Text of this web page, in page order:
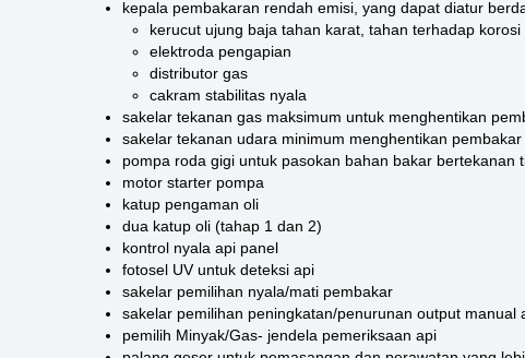
kepala pembakaran rendah emisi, yang dapat diatur
kerucut ujung baja tahan karat, tahan terhadap
elektroda pengapian
distributor gas
cakram stabilitas nyala
sakelar tekanan gas maksimum untuk menghentikan
sakelar tekanan udara minimum menghentikan
pompa roda gigi untuk pasokan bahan bakar bertekanan
motor starter pompa
katup pengaman oli
dua katup oli (tahap 1 dan 2)
kontrol nyala api panel
fotosel UV untuk deteksi api
sakelar pemilihan nyala/mati pembakar
sakelar pemilihan peningkatan/penurunan output manual
pemilih Minyak/Gas- jendela pemeriksaan api